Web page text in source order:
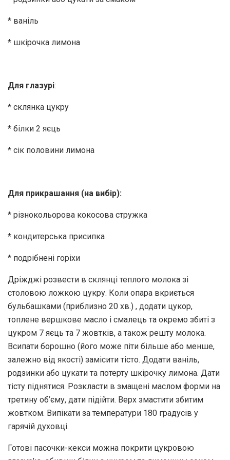
* ваніль
* шкірочка лимона
Для глазурі:
* склянка цукру
* білки 2 яєць
* сік половини лимона
Для прикрашання (на вибір):
* різнокольорова кокосова стружка
* кондитерська присипка
* подрібнені горіхи
Дріжджі розвести в склянці теплого молока зі
столовою ложкою цукру. Коли опара вкриється
бульбашками (приблизно 20 хв.) , додати цукор,
топлене вершкове масло і смалець та окремо збиті з
цукром 7 яєць та 7 жовтків, а також решту молока.
Всипати борошно (його може піти більше або менше,
залежно від якості) замісити тісто. Додати ваніль,
родзинки або цукати та потерту шкірочку лимона. Дати
тісту піднятися. Розкласти в змащені маслом форми на
третину об’єму, дати підійти. Верх змастити збитим
жовтком. Випікати за температури 180 градусів у
гарячій духовці.
Готові пасочки-кекси можна покрити цукровою